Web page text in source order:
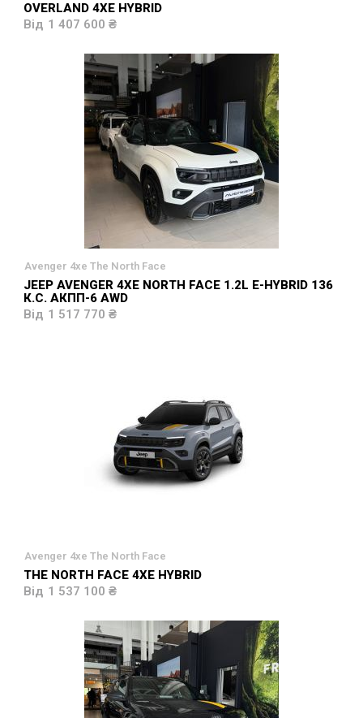
OVERLAND 4XE HYBRID
1 407 600 ₴
Avenger 4xe The North Face
JEEP AVENGER 4XE NORTH FACE 1.2L E-HYBRID 136
К.С. АКПП-6 AWD
1 517 770 ₴
Avenger 4xe The North Face
THE NORTH FACE 4XE HYBRID
1 537 100 ₴